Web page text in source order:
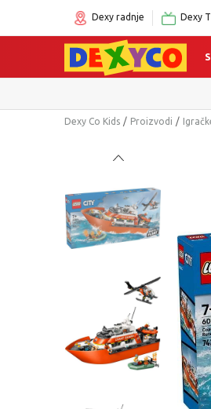
Dexy radnje Dexy
Dexy Co Kids Proizvodi